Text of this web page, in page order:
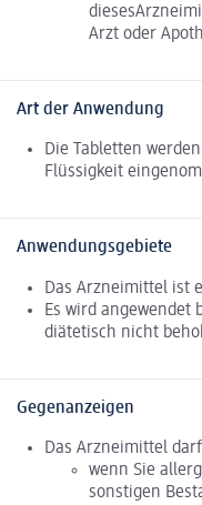
Arzt oder
Art der Anwendung
Die Tabletten
Flüssigkeit
Anwendungsgebiete
Das Arzneimittel ist
Es wird angewendet
diätetisch nicht
Gegenanzeigen
Das Arzneimittel
wenn Sie
sonstigen